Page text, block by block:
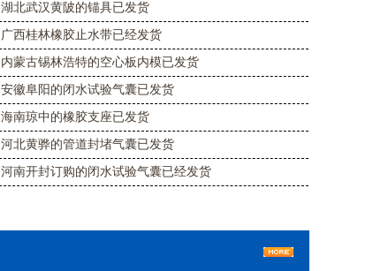
湖北武汉黄陂的锚具已发货
广西桂林橡胶止水带已经发货
内蒙古锡林浩特的空心板内模已发货
安徽阜阳的闭水试验气囊已发货
海南琼中的橡胶支座已发货
河北黄骅的管道封堵气囊已发货
河南开封订购的闭水试验气囊已经发货